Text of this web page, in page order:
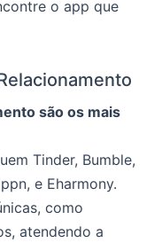
o app que
são os mais
Tinder, Bumble,
e Eharmony.
como
atendendo a